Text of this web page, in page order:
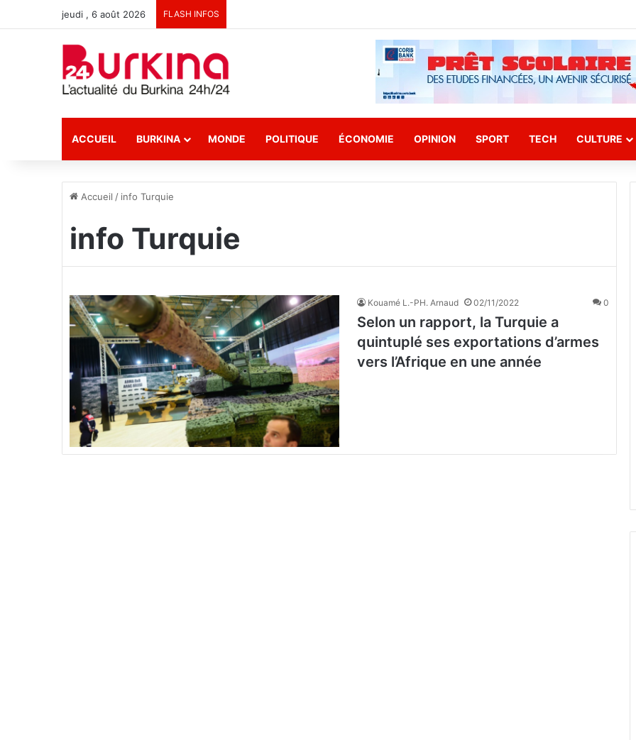
jeudi , 6 août 2026 FLASH INFOS
ACCUEIL BURKINA MONDE POLITIQUE ÉCONOMIE OPINION SPORT TECH CULTURE
Accueil / info Turquie
info Turquie
Kouamé L.-PH. Arnaud 02/11/2022 0
Selon un rapport, la Turquie a
quintuplé ses exportations d’armes
vers l’Afrique en une année